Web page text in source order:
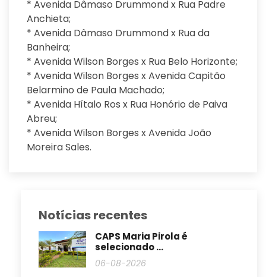
* Avenida Dâmaso Drummond x Rua Padre
Anchieta;
* Avenida Dâmaso Drummond x Rua da
Banheira;
* Avenida Wilson Borges x Rua Belo Horizonte;
* Avenida Wilson Borges x Avenida Capitão
Belarmino de Paula Machado;
* Avenida Hítalo Ros x Rua Honório de Paiva
Abreu;
* Avenida Wilson Borges x Avenida João
Moreira Sales.
Notícias recentes
CAPS Maria Pirola é
selecionado ...
06-08-2026